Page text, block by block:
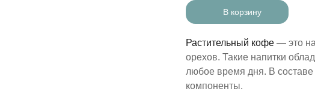
В корзину
Растительный кофе — это
орехов. Такие напитки
любое время дня. В составе
компоненты.